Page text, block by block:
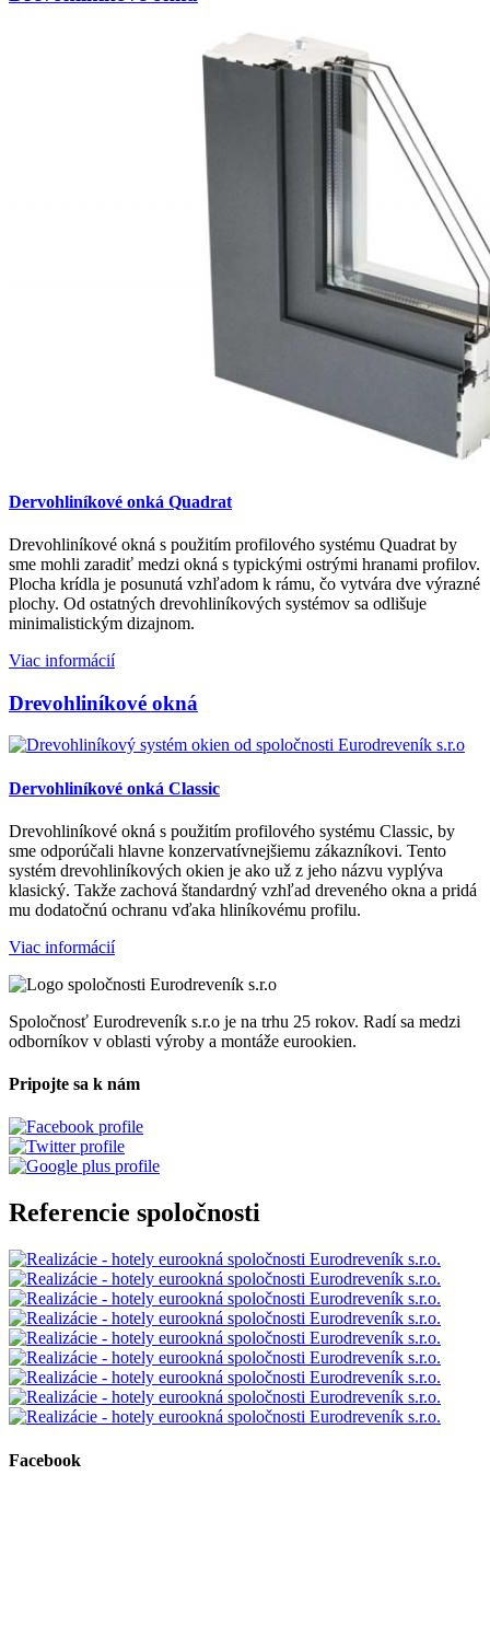
Dervohliníkové onká Quadrat
Drevohliníkové okná s použitím profilového systému Quadrat by
sme mohli zaradiť medzi okná s typickými ostrými hranami profilov.
Plocha krídla je posunutá vzhľadom k rámu, čo vytvára dve výrazné
plochy. Od ostatných drevohliníkových systémov sa odlišuje
minimalistickým dizajnom.
Viac informácií
Drevohliníkové okná
Dervohliníkové onká Classic
Drevohliníkové okná s použitím profilového systému Classic, by
sme odporúčali hlavne konzervatívnejšiemu zákazníkovi. Tento
systém drevohliníkových okien je ako už z jeho názvu vyplýva
klasický. Takže zachová štandardný vzhľad dreveného okna a pridá
mu dodatočnú ochranu vďaka hliníkovému profilu.
Viac informácií
Spoločnosť Eurodreveník s.r.o je na trhu 25 rokov. Radí sa medzi
odborníkov v oblasti výroby a montáže eurookien.
Pripojte sa k nám
Referencie spoločnosti
Facebook